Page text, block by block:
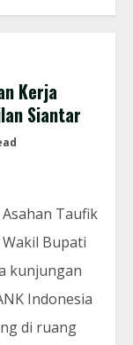
Kerja
Siantar
Taufik
Wakil Bupati
kunjungan
Indonesia
di ruang